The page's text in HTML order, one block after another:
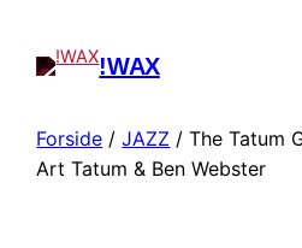
!WAX
Forside /JAZZ / The Tatum
Art Tatum & Ben Webster